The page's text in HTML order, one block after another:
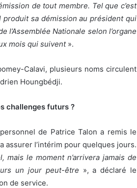
de tout membre. Tel que c’est
sa démission au président qui
Nationale selon l’organe
mois qui suivent».
Calavi, plusieurs noms circulent
Houngbédji.
challenges futurs ?
de Patrice Talon a remis le
assurer l’intérim pour quelques jours.
le moment n’arrivera jamais de
un jour peut-être », a déclaré le
de service.